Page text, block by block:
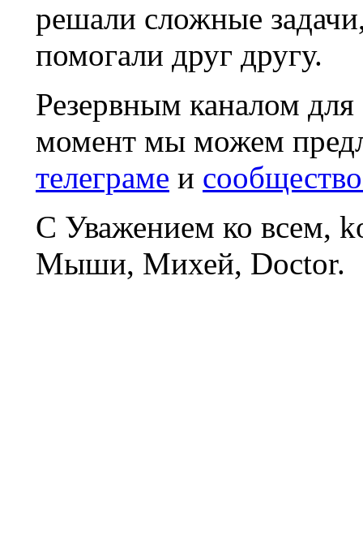
решали сложные
помогали друг другу.
Резервным каналом
момент мы можем
телеграме и
С Уважением ко всем,
Мыши, Михей, Doctor.